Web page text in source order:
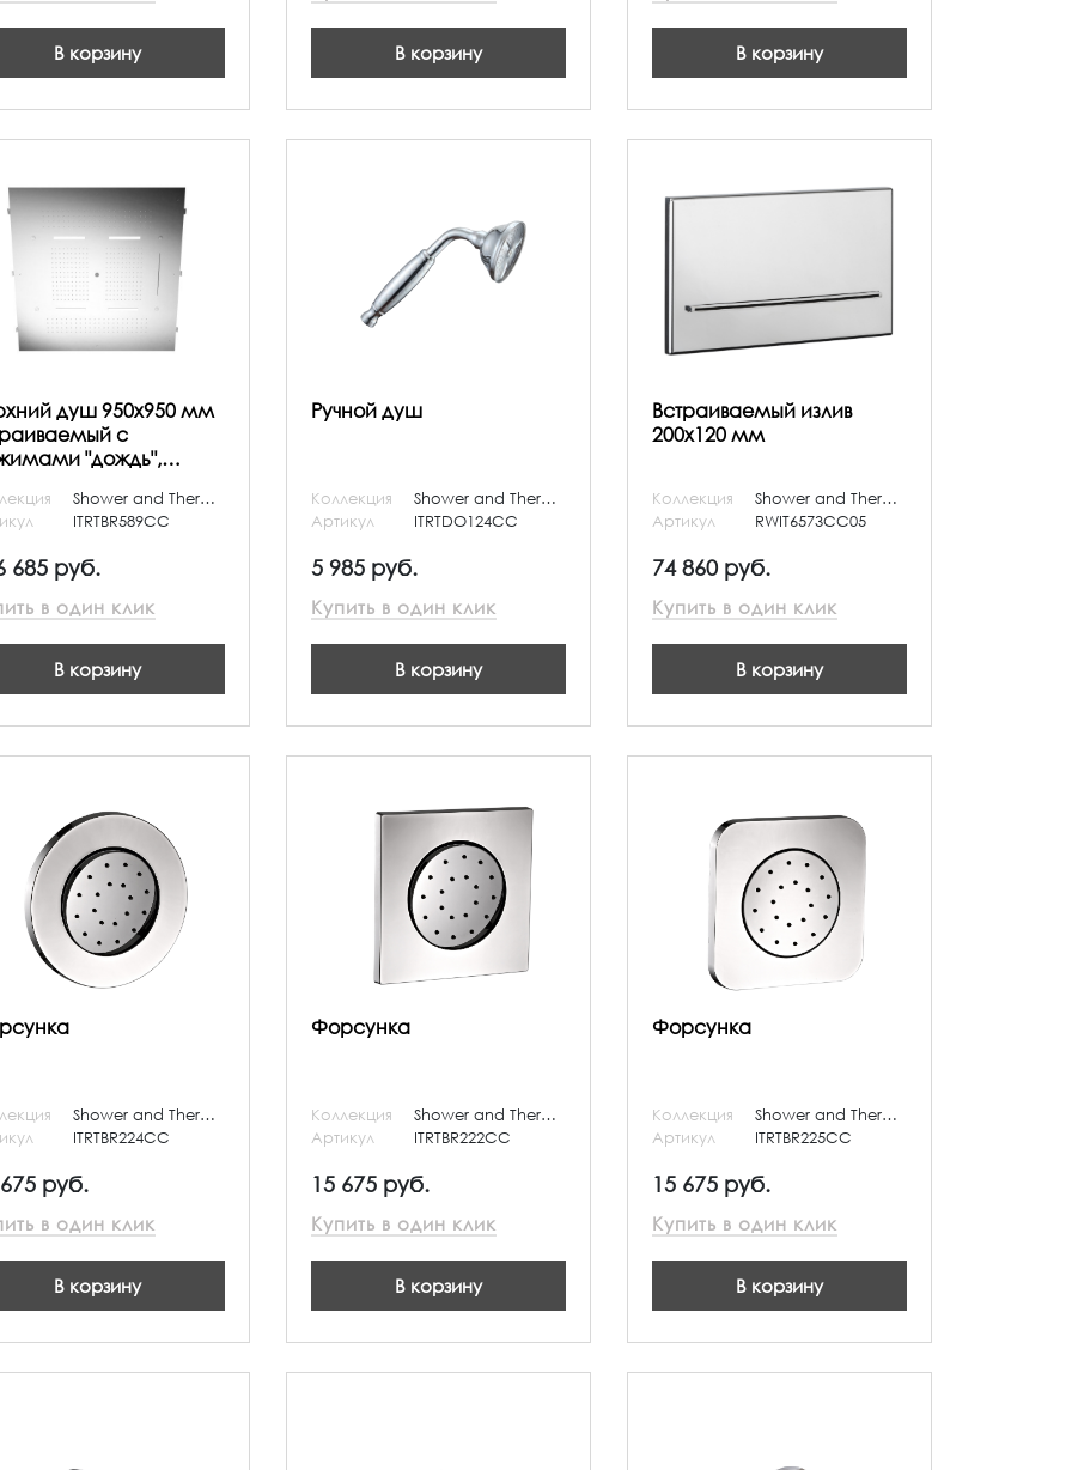
В корзину В корзину В корзину
душ 950х950 мм
с
"дождь",
и "ламинарная Shower and Thermostatic
ITRTBR589CC
685 руб.
в один клик
В корзину
Ручной душ
Коллекция
Shower and Thermostatic
Артикул
ITRTDO124CC
5 985 руб.
Купить в один клик
В корзину
Встраиваемый излив
200х120 мм
Коллекция
Shower and Thermostatic
Артикул
RWIT6573CC05
74 860 руб.
Купить в один клик
В корзину
Shower and Thermostatic
ITRTBR224CC
руб.
в один клик
В корзину
Форсунка
Коллекция
Shower and Thermostatic
Артикул
ITRTBR222CC
15 675 руб.
Купить в один клик
В корзину
Форсунка
Коллекция
Shower and Thermostatic
Артикул
ITRTBR225CC
15 675 руб.
Купить в один клик
В корзину